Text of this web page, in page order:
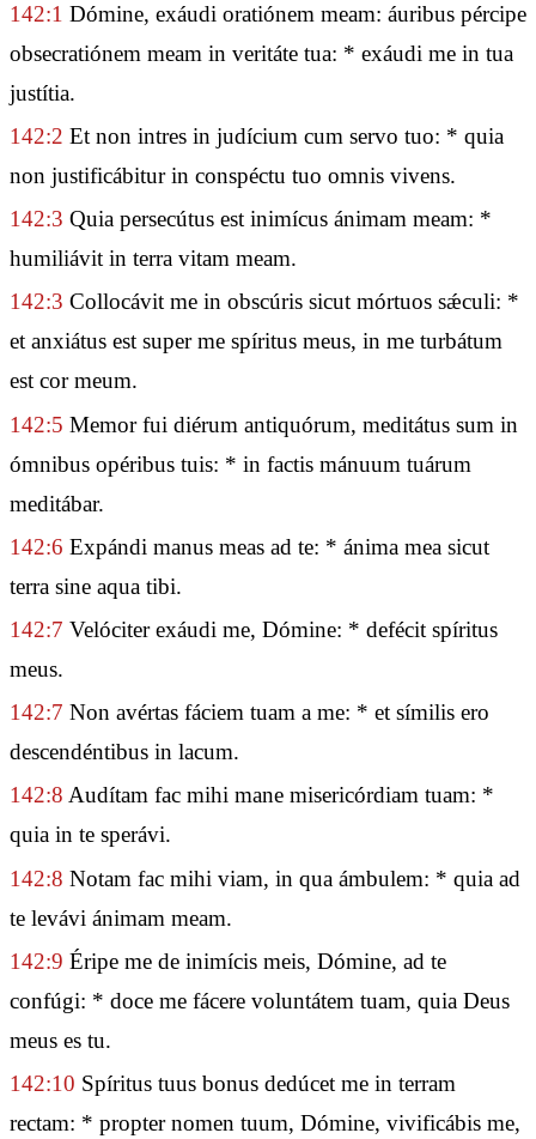
142:1 Dómine, exáudi oratiónem meam: áuribus pércipe
obsecratiónem meam in veritáte tua: * exáudi me in tua
justítia.
142:2 Et non intres in judícium cum servo tuo: * quia
non justificábitur in conspéctu tuo omnis vivens.
142:3 Quia persecútus est inimícus ánimam meam: *
humiliávit in terra vitam meam.
142:3 Collocávit me in obscúris sicut mórtuos sǽculi: *
et anxiátus est super me spíritus meus, in me turbátum
est cor meum.
142:5 Memor fui diérum antiquórum, meditátus sum in
ómnibus opéribus tuis: * in factis mánuum tuárum
meditábar.
142:6 Expándi manus meas ad te: * ánima mea sicut
terra sine aqua tibi.
142:7 Velóciter exáudi me, Dómine: * defécit spíritus
meus.
142:7 Non avértas fáciem tuam a me: * et símilis ero
descendéntibus in lacum.
142:8 Audítam fac mihi mane misericórdiam tuam: *
quia in te sperávi.
142:8 Notam fac mihi viam, in qua ámbulem: * quia ad
te levávi ánimam meam.
142:9 Éripe me de inimícis meis, Dómine, ad te
confúgi: * doce me fácere voluntátem tuam, quia Deus
meus es tu.
142:10 Spíritus tuus bonus dedúcet me in terram
rectam: * propter nomen tuum, Dómine, vivificábis me,